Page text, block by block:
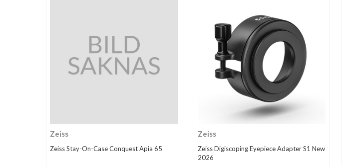
Zeiss
Zeiss Stay-On-Case Conquest Apia 65
Zeiss
Zeiss Digiscoping Eyepiece Adapter S1 New
2026